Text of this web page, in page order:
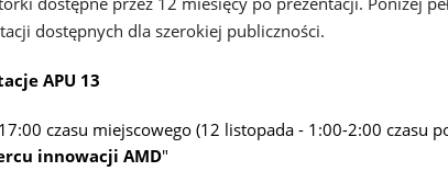
dostępnych dla szerokiej publiczności.
APU 13
czasu miejscowego (12 listopada - 1:00-2:00 czasu
innowacji AMD"